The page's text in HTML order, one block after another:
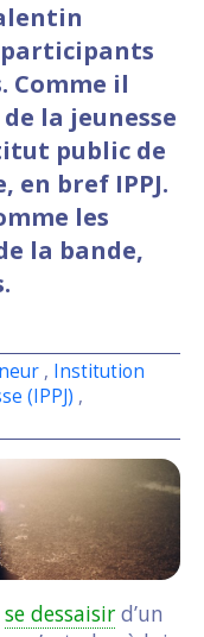
participants
Comme il
la jeunesse
public de
en bref IPPJ.
les
la bande,
, Institution
(IPPJ) ,
se dessaisir d’un